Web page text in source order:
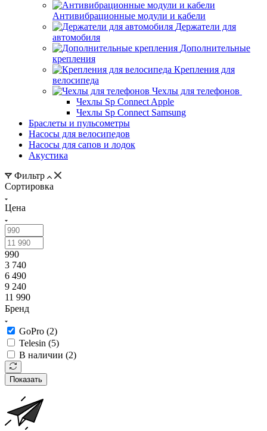
Антивибрационные модули и кабели
Держатели для
автомобиля
Дополнительные
крепления
Крепления для
велосипеда
Чехлы для телефонов
Чехлы Sp Connect Apple
Чехлы Sp Connect Samsung
Браслеты и пульсометры
Насосы для велосипедов
Насосы для сапов и лодок
Акустика
Фильтр
Сортировка
Цена
990
3 740
6 490
9 240
11 990
Бренд
GoPro (2)
Telesin (5)
В наличии (2)
Показать